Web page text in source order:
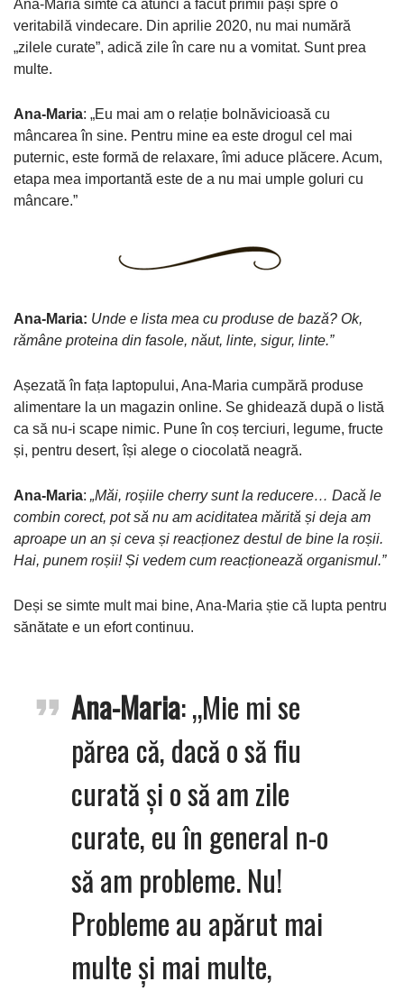
Ana-Maria simte că atunci a făcut primii pași spre o
veritabilă vindecare. Din aprilie 2020, nu mai numără
„zilele curate”, adică zile în care nu a vomitat. Sunt prea
multe.
Ana-Maria: „Eu mai am o relație bolnăvicioasă cu
mâncarea în sine. Pentru mine ea este drogul cel mai
puternic, este formă de relaxare, îmi aduce plăcere. Acum,
etapa mea importantă este de a nu mai umple goluri cu
mâncare.”
Ana-Maria: Unde e lista mea cu produse de bază? Ok,
rămâne proteina din fasole, năut, linte, sigur, linte.”
Așezată în fața laptopului, Ana-Maria cumpără produse
alimentare la un magazin online. Se ghidează după o listă
ca să nu-i scape nimic. Pune în coș terciuri, legume, fructe
și, pentru desert, își alege o ciocolată neagră.
Ana-Maria: „Măi, roșiile cherry sunt la reducere… Dacă le
combin corect, pot să nu am aciditatea mărită și deja am
aproape un an și ceva și reacționez destul de bine la roșii.
Hai, punem roșii! Și vedem cum reacționează organismul.”
Deși se simte mult mai bine, Ana-Maria știe că lupta pentru
sănătate e un efort continuu.
Ana-Maria: „Mie mi se
părea că, dacă o să fiu
curată și o să am zile
curate, eu în general n-o
să am probleme. Nu!
Probleme au apărut mai
multe și mai multe,